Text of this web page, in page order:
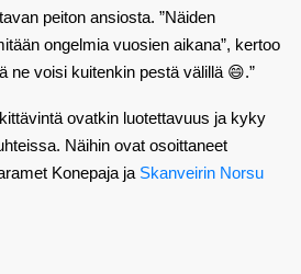
peiton ansiosta. ”Näiden
ongelmia vuosien aikana”, kertoo
ne voisi kuitenkin pestä välillä 😄.”
ovatkin luotettavuus ja kyky
Näihin ovat osoittaneet
Konepaja ja Skanveirin Norsu